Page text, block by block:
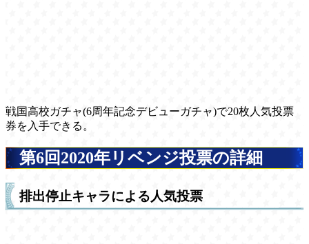
戦国高校ガチャ(6周年記念デビューガチャ)で20枚人気投票
券を入手できる。
第6回2020年リベンジ投票の詳細
排出停止キャラによる人気投票